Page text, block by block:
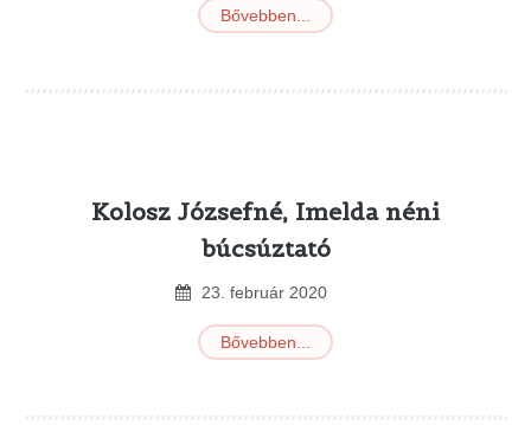
Bővebben...
Kolosz Józsefné, Imelda néni
búcsúztató
23 február 2020
Bővebben...